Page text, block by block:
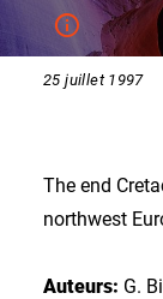
25 juillet 1997
The end
northwest
Auteurs: G.